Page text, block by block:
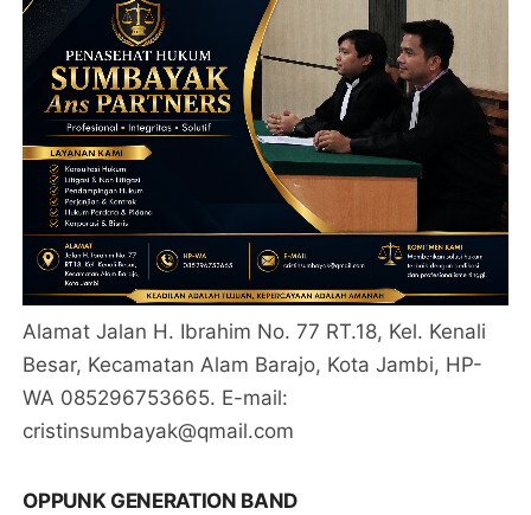
Alamat Jalan H. Ibrahim No. 77 RT.18, Kel. Kenali
Besar, Kecamatan Alam Barajo, Kota Jambi, HP-
WA 085296753665. E-mail:
cristinsumbayak@qmail.com
OPPUNK GENERATION BAND